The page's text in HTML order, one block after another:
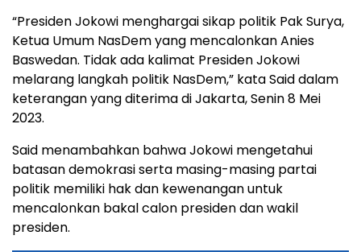
“Presiden Jokowi menghargai sikap politik Pak Surya,
Ketua Umum NasDem yang mencalonkan Anies
Baswedan. Tidak ada kalimat Presiden Jokowi
melarang langkah politik NasDem,” kata Said dalam
keterangan yang diterima di Jakarta, Senin 8 Mei
2023.
Said menambahkan bahwa Jokowi mengetahui
batasan demokrasi serta masing-masing partai
politik memiliki hak dan kewenangan untuk
mencalonkan bakal calon presiden dan wakil
presiden.